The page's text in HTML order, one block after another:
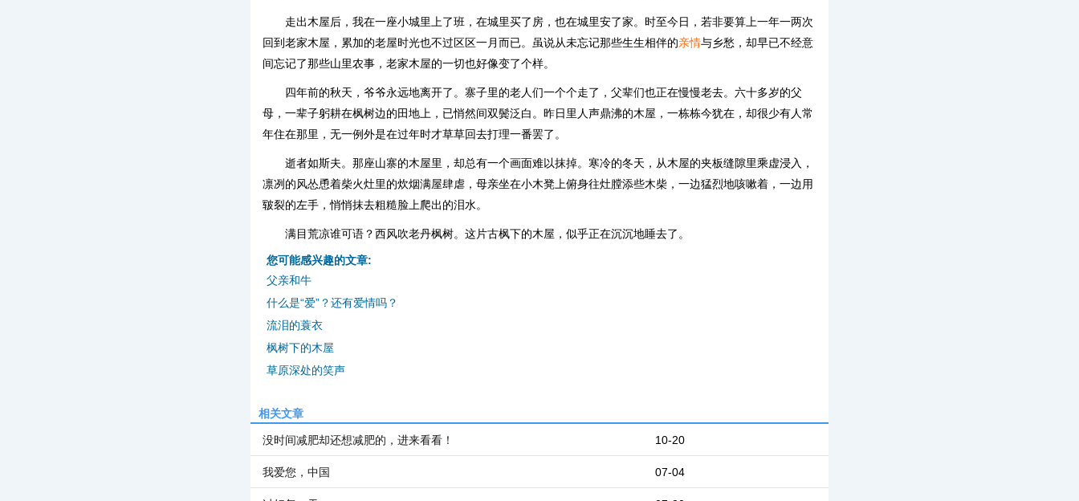
走出木屋后，我在一座小城里上了班，在城里买了房，也在城里安了家。时至今日，若非要算上一年一两次
回到老家木屋，累加的老屋时光也不过区区一月而已。虽说从未忘记那些生生相伴的亲情与乡愁，却早已不经意
间忘记了那些山里农事，老家木屋的一切也好像变了个样。
四年前的秋天，爷爷永远地离开了。寨子里的老人们一个个走了，父辈们也正在慢慢老去。六十多岁的父
母，一辈子躬耕在枫树边的田地上，已悄然间双鬓泛白。昨日里人声鼎沸的木屋，一栋栋今犹在，却很少有人常
年住在那里，无一例外是在过年时才草草回去打理一番罢了。
逝者如斯夫。那座山寨的木屋里，却总有一个画面难以抹掉。寒冷的冬天，从木屋的夹板缝隙里乘虚浸入，
凛冽的风怂恿着柴火灶里的炊烟满屋肆虐，母亲坐在小木凳上俯身往灶膛添些木柴，一边猛烈地咳嗽着，一边用
皲裂的左手，悄悄抹去粗糙脸上爬出的泪水。
满目荒凉谁可语？西风吹老丹枫树。这片古枫下的木屋，似乎正在沉沉地睡去了。
您可能感兴趣的文章:
父亲和牛
什么是“爱”？还有爱情吗？
流泪的蓑衣
枫树下的木屋
草原深处的笑声
相关文章
10-20
没时间减肥却还想减肥的，进来看看！
07-04
我爱您，中国